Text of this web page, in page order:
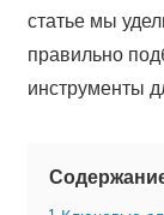
статье мы
правильно
инструменты